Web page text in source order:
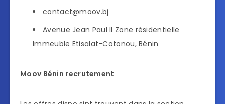
contact@moov.bj
Avenue Jean Paul II Zone résidentielle
Immeuble Etisalat-Cotonou, Bénin
Moov Bénin recrutement